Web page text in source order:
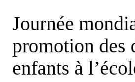
Journée
promotion des
enfants à